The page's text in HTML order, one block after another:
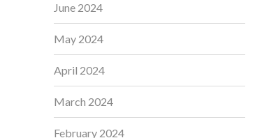
June 2024
May 2024
April 2024
March 2024
February 2024